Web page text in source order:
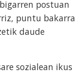
postuan
puntu bakarra
daude
sozialean ikus